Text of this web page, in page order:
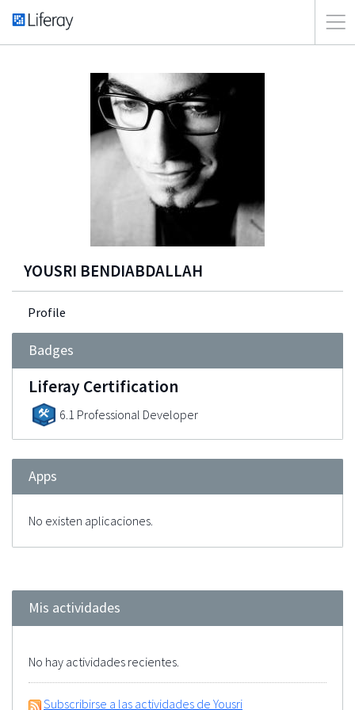
YOUSRI BENDIABDALLAH
Profile
Badges
Liferay Certification
6.1 Professional Developer
Apps
No existen aplicaciones.
Mis actividades
No hay actividades recientes.
Subscribirse a las actividades de Yousri